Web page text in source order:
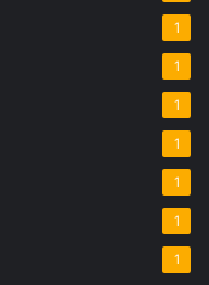
1
1
1
1
1
1
1